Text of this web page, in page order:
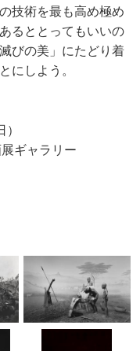
技術を最も高め極め
るととってもいいの
びの美」にたどり着
にしよう。
）
ギャラリー